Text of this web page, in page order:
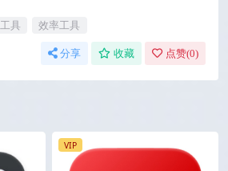
具 效率工具
分享 收藏 点赞(0)
VIP